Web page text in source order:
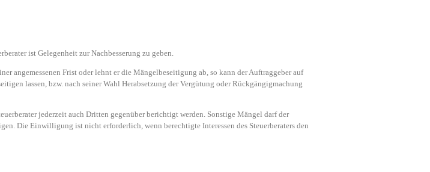
ist Gelegenheit zur Nachbesserung zu geben.
angemessenen Frist oder lehnt er die Mängelbeseitigung ab, so kann der Auftraggeber auf
lassen, bzw. nach seiner Wahl Herabsetzung der Vergütung oder Rückgängigmachung
jederzeit auch Dritten gegenüber berichtigt werden. Sonstige Mängel darf der
Die Einwilligung ist nicht erforderlich, wenn berechtigte Interessen des Steuerberaters den